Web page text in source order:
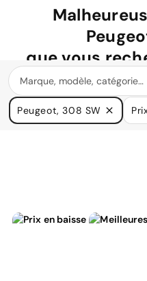
que vous
Nous avons de
à
Peugeot, 308 SW